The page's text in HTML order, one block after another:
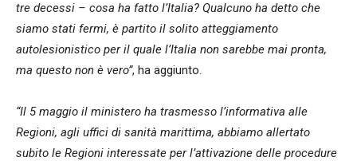
tre decessi – cosa ha fatto l’Italia? Qualcuno ha detto che
siamo stati fermi, è partito il solito atteggiamento
autolesionistico per il quale l’Italia non sarebbe mai pronta,
ma questo non è vero”, ha aggiunto.
“Il 5 maggio il ministero ha trasmesso l’informativa alle
Regioni, agli uffici di sanità marittima, abbiamo allertato
subito le Regioni interessate per l’attivazione delle procedure